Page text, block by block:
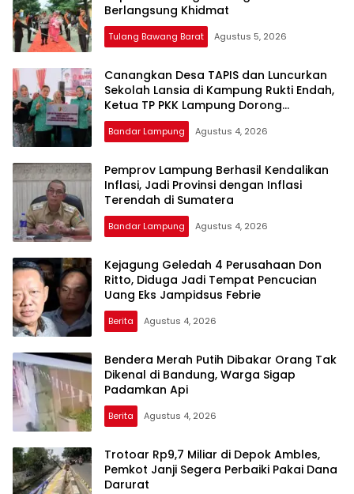
Koran
dan
media
lebih
eksklusif,
bergaya
trendi,
mengandung
unsur
edukasi,
gaya
hidup,
hiburan,
bebas
dari
SARA,
narkoba
dan
berita
Media
Cetak
dan
Online
Ampera
Berlangsung Khidmat
Tulang Bawang Barat Agustus 5, 2026
Canangkan Desa TAPIS dan Luncurkan
Sekolah Lansia di Kampung Rukti Endah,
Ketua TP PKK Lampung Dorong
Pembangunan SDM Dimulai dari Desa
Bandar Lampung Agustus 4, 2026
Pemprov Lampung Berhasil Kendalikan
Inflasi, Jadi Provinsi dengan Inflasi
Terendah di Sumatera
Bandar Lampung Agustus 4, 2026
Kejagung Geledah 4 Perusahaan Don
Ritto, Diduga Jadi Tempat Pencucian
Uang Eks Jampidsus Febrie
Berita Agustus 4, 2026
Bendera Merah Putih Dibakar Orang Tak
Dikenal di Bandung, Warga Sigap
Padamkan Api
Berita Agustus 4, 2026
Trotoar Rp9,7 Miliar di Depok Ambles,
Pemkot Janji Segera Perbaiki Pakai Dana
Darurat